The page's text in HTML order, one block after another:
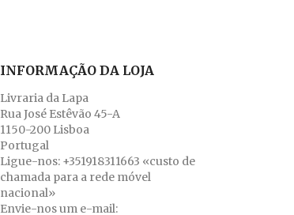
INFORMAÇÃO DA LOJA
Livraria da Lapa
Rua José Estêvão 45-A
1150-200 Lisboa
Portugal
Ligue-nos: +351918311663 «custo de
chamada para a rede móvel
nacional»
Envie-nos um e-mail: